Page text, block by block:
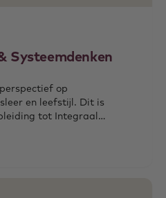
Systeemdenken
op
en leefstijl. Dit is
tot Integraal